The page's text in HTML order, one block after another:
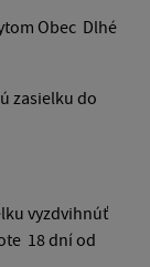
Obec Dlhé
zasielku do
vyzdvihnúť
18 dní od